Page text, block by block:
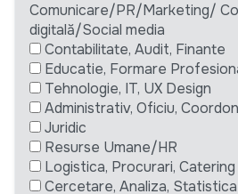
Comunicare/PR/Marketing/
digitală/Social media
Contabilitate, Audit, Finante
Educatie, Formare
Tehnologie, IT, UX Design
Administrativ, Oficiu,
Juridic
Resurse Umane/HR
Logistica, Procurari, Catering
Cercetare, Analiza, Statistica